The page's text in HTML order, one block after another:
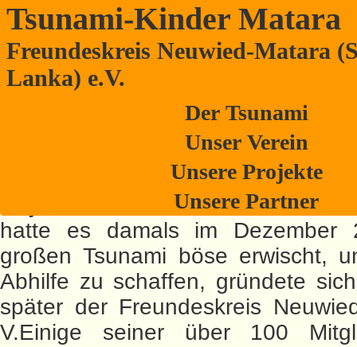
Tsunami-Kinder Matara
Freundeskreis Neuwied-Matara
Lanka) e.V.
Der Tsunami
Unser Verein
Unsere Projekte
Unsere Partner
Schulentwicklung auf singhalesisch
Freundeskreis Neuwied-Matara
an Schulen in Sri Lanka
Sommerferien in Deutschland
Lehrer bei der Arbeit an Schulen
Ceylon! Die Stadt Matara im
hatte es damals im Dezember
großen Tsunami böse erwischt,
Abhilfe zu schaffen, gründete
später der Freundeskreis
V.Einige seiner über 100